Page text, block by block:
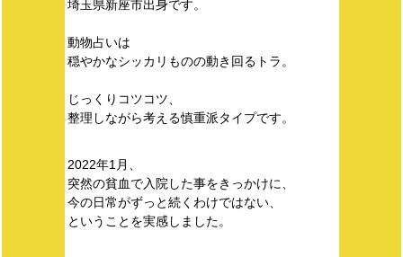
埼玉県新座市出身です。
動物占いは
穏やかなシッカリものの動き回るトラ。
じっくりコツコツ、
整理しながら考える慎重派タイプです。
2022年1月、
突然の貧血で入院した事をきっかけに、
今の日常がずっと続くわけではない、
ということを実感しました。